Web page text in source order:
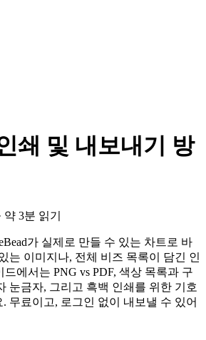
쇄 및 내보내기 방
3분 읽기
가 실제로 만들 수 있는 차트로 바
는 이미지나, 전체 비즈 목록이 담긴 인
에서는 PNG vs PDF, 색상 목록과 구
눈금자, 그리고 흑백 인쇄를 위한 기호
무료이고, 로그인 없이 내보낼 수 있어